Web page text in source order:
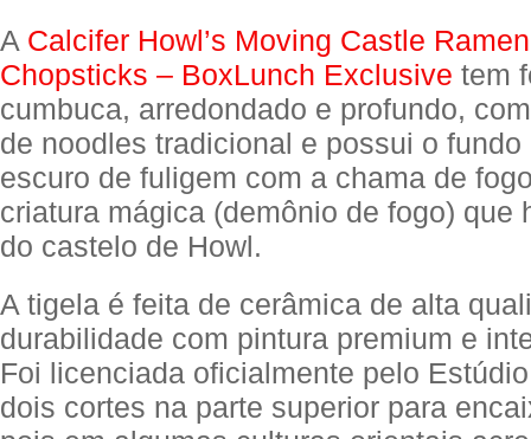
A Calcifer Howl’s Moving Castle
Chopsticks – BoxLunch Exclusive tem
cumbuca, arredondado e profundo,
de noodles tradicional e possui o fundo
escuro de fuligem com a chama de
criatura mágica (demônio de fogo) que
do castelo de Howl.
A tigela é feita de cerâmica de alta
durabilidade com pintura premium e
Foi licenciada oficialmente pelo
dois cortes na parte superior para